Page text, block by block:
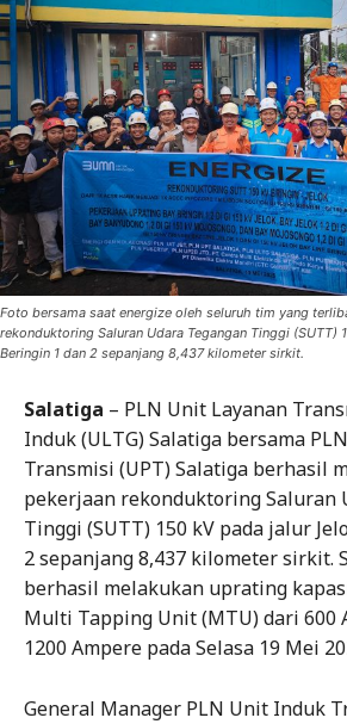
Foto bersama saat energize oleh seluruh tim yang
rekonduktoring Saluran Udara Tegangan Tinggi (SUTT)
Beringin 1 dan 2 sepanjang 8,437 kilometer sirkit.
Salatiga – PLN Unit Layanan
Induk (ULTG) Salatiga bersama
Transmisi (UPT) Salatiga berhasil
pekerjaan rekonduktoring Saluran
Tinggi (SUTT) 150 kV pada jalur
2 sepanjang 8,437 kilometer sirkit.
berhasil melakukan uprating
Multi Tapping Unit (MTU) dari 600
1200 Ampere pada Selasa 19 Mei
General Manager PLN Unit Induk